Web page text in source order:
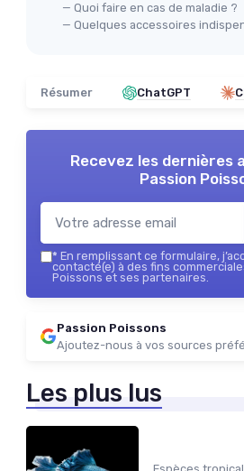
— Quoi faire en cas de maladie ?
— Quelques accessoires
Résumer ChatGPT
Recevez les dernières
Passion
* En remplissant ce formulaire,
contacté(e) à des fins
Poissons et ses partenaires.
Passion Poissons
Ajoutez-nous à vos sources
Les plus lus